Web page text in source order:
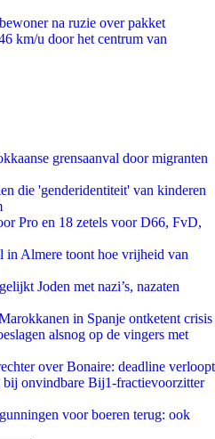
na ruzie over pakket
km/u door het centrum van
grensaanval door migranten
die 'genderidentiteit' van kinderen
Pro en 18 zetels voor D66, FvD,
in Almere toont hoe vrijheid van
Joden met nazi’s, nazaten
in Spanje ontketent crisis
alsnog op de vingers met
over Bonaire: deadline verloopt
bij onvindbare Bij1-fractievoorzitter
voor boeren terug: ook